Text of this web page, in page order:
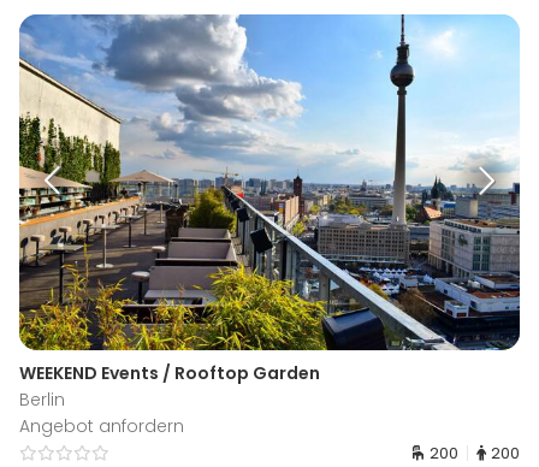
WEEKEND Events / Rooftop Garden
Berlin
Angebot anfordern
200 200